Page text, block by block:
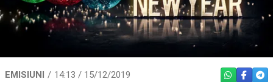
EMISIUNI 14:13 / 15/12/2019 WHATSAPP